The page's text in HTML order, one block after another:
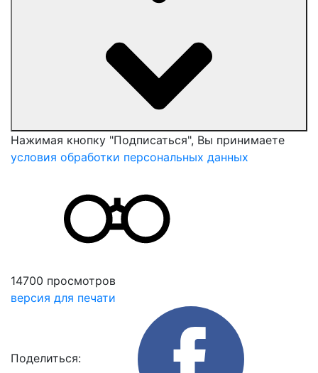
Нажимая кнопку "Подписаться", Вы принимаете
условия обработки персональных данных
14700 просмотров
версия для печати
Поделиться: